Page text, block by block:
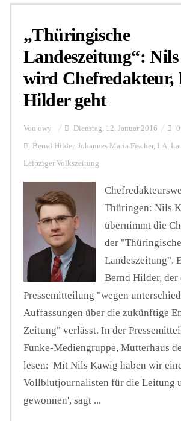
Personalien
Hintergrund
FUNKTURM-
Seminare
Unterstützen
„Thüringische
Landeszeitung“:
wird Chefredakteur,
Hilder geht
Von owy Dienstag, 12. Januar 2016 0
Bernd Hilder, Johannes Maria Fischer, LA,
Leipziger Volkszeitung
Thüringen: Nils
übernimmt die
der
Landeszeitung".
Bernd Hilder, der
Pressemitteilung "wegen
Auffassungen über die zukünftige
Zeitung" verlässt. In der
Funke-Mediengruppe, Mutterhaus
lesen: 'Mit Nils Kawig haben wir
Vollblutjournalisten für die Leitung
gewonnen', sagt ...